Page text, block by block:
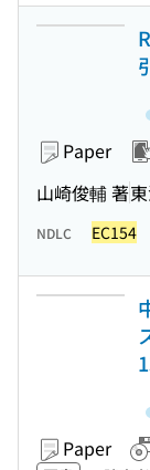
Paper
山崎俊輔 著
NDLC EC154
Paper